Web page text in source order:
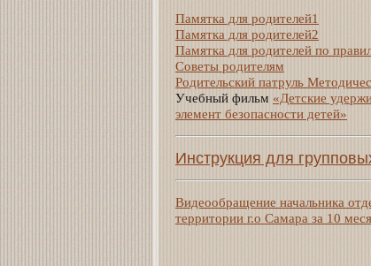
Памятка для родителей1
Памятка для родителей2
Памятка для родителей по
Советы родителям
Родительский патруль
Учебный фильм «Детские
элемент безопасности детей»
Инструкция для
Видеообращение начальника
территории г.о Самара за 10